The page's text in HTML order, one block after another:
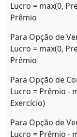
Lucro = max(0,
Prêmio
Para Opção de
Lucro = max(0,
Prêmio
Para Opção de
Lucro = Prêmio -
Exercício)
Para Opção de
Lucro = Prêmio -